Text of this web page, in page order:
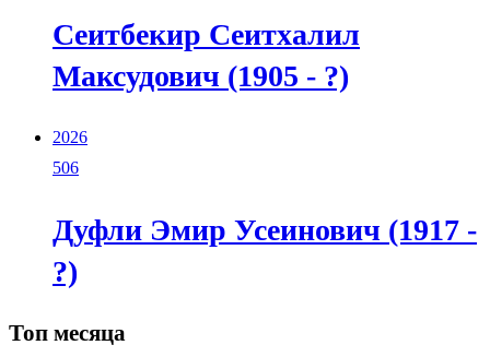
Сеитбекир Сеитхалил
Максудович (1905 - ?)
2026
506
Дуфли Эмир Усеинович (1917 -
?)
Топ месяца